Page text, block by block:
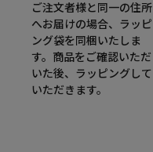
ご注文者様と同一の住所
へお届けの場合、ラッピ
ング袋を同梱いたしま
す。商品をご確認いただ
いた後、ラッピングして
いただきます。